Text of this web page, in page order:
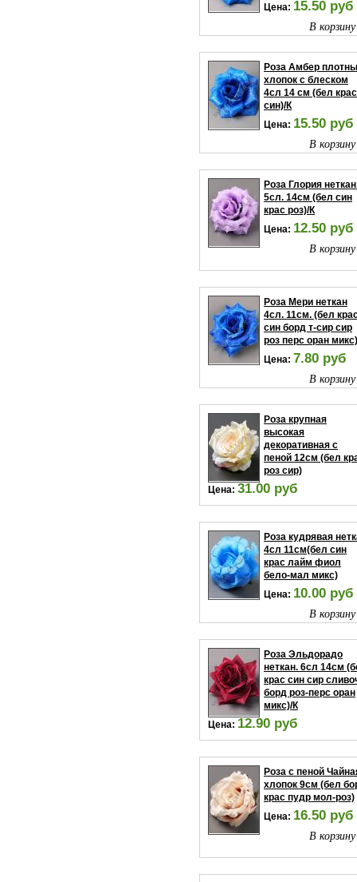
Цена: 15.50 руб
В
Роза Амбер
хлопок с блеском
4сл 14 см (бел крас
син)/К
Цена: 15.50 руб
В
Роза Глория
5сл. 14см (бел син
крас роз)/К
Цена: 12.50 руб
В
Роза Мери неткан
4сл. 11см. (бел
син борд т-сир сир
роз перс оран
Цена: 7.80 руб
В
Роза крупная
высокая
декоративная с
пеной 12см (бел
роз сир)
Цена: 31.00 руб
В
Роза кудрявая
4сл 11см(бел син
крас лайм фиол
бело-мал микс)
Цена: 10.00 руб
В
Роза Эльдорадо
неткан. 6сл 14см
крас син сир
борд роз-перс оран
микс)/К
Цена: 12.90 руб
В
Роза с пеной
хлопок 9см (бел
крас пудр мол-роз)
Цена: 16.50 руб
В